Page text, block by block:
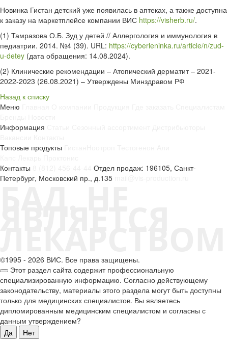
Новинка Гистан детский уже появилась в аптеках, а также доступна
к заказу на маркетплейсе компании ВИС https://visherb.ru/.
(1) Тамразова О.Б. Зуд у детей // Аллергология и иммунология в
педиатрии. 2014. №4 (39). URL: https://cyberleninka.ru/article/n/zud-
u-detey (дата обращения: 14.08.2024).
(2) Клинические рекомендации – Атопический дерматит – 2021-
2022-2023 (26.08.2021) – Утверждены Минздравом РФ
Назад к списку
Меню
Информация
Топовые продукты
Контакты
Отдел продаж: 196105, Санкт-
Петербург, Московский пр., д.135
БАД. НЕ
©1995 - 2026 ВИС. Все права защищены.
Этот раздел сайта содержит профессиональную
специализированную информацию. Согласно действующему
законодательству, материалы этого раздела могут быть доступны
только для медицинских специалистов. Вы являетесь
дипломированным медицинским специалистом и согласны с
данным утверждением?
Да
Нет